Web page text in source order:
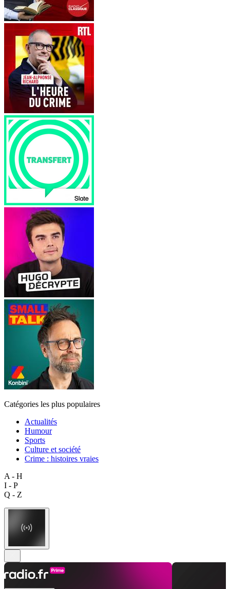
Catégories les plus populaires
Actualités
Humour
Sports
Culture et société
Crime : histoires vraies
A - H
I - P
Q - Z